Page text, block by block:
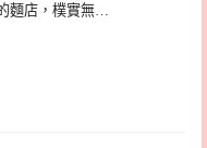
麵店，樸實無…